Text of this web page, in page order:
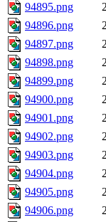
94895.png
94896.png
94897.png
94898.png
94899.png
94900.png
94901.png
94902.png
94903.png
94904.png
94905.png
94906.png